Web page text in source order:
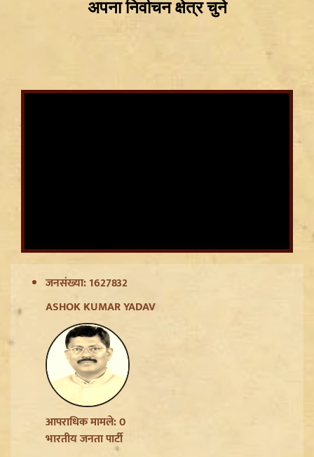
सम्मानजनक नौकरी
Jharkhand JPSC JSSC Protest: सियासी रंग में रंगा
आंदोलन, Rahul Gandhi ने छात्रों को दिया Reforms का
जनसंख्या: 1627832
ASHOK KUMAR YADAV
आपराधिक मामले: 0
भारतीय जनता पार्टी